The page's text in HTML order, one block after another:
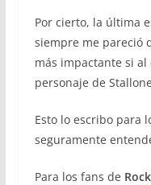
Por cierto, la última
siempre me pareció
más impactante si
personaje de
Esto lo escribo para
seguramente
Para los fans de